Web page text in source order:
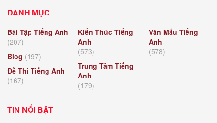
DANH MỤC
Bài Tập Tiếng Anh
(207)
Blog (197)
Đề Thi Tiếng Anh
(167)
Kiến Thức Tiếng
Anh
(573)
Trung Tâm Tiếng
Anh
(179)
Văn Mẫu Tiếng
Anh
(578)
TIN NỔI BẬT